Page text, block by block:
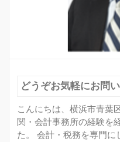
どうぞお気軽にお問
こんにちは、横浜市青葉
関・会計事務所の経験を
た。 会計・税務を専門